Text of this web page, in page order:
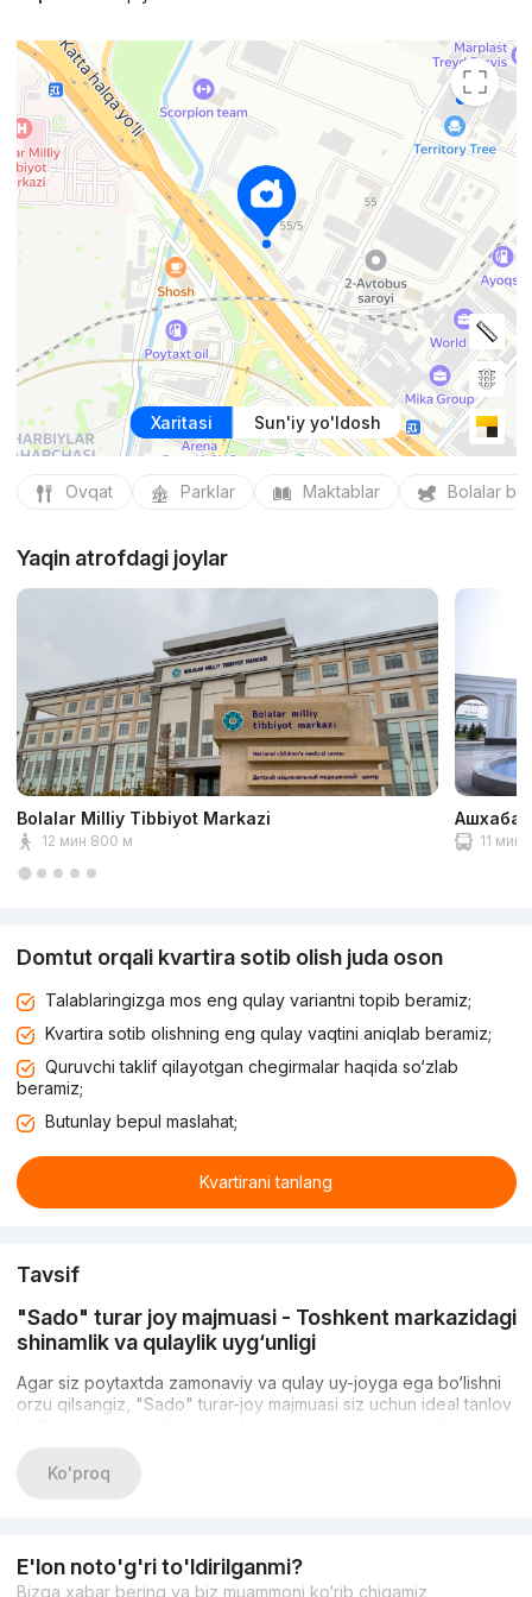
Xaritasi Sun'iy yo'ldosh
Ovqat Parklar Maktablar Bolalar
Yaqin atrofdagi joylar
Bolalar Milliy Tibbiyot Markazi
12 мин 800 м 11 мин
Domtut orqali kvartira sotib olish juda oson
Talablaringizga mos eng qulay variantni topib beramiz;
Kvartira sotib olishning eng qulay vaqtini aniqlab beramiz;
Quruvchi taklif qilayotgan chegirmalar haqida so‘zlab
beramiz;
Butunlay bepul maslahat;
Kvartirani tanlang
Tavsif
"Sado" turar joy majmuasi - Toshkent markazidagi
shinamlik va qulaylik uyg‘unligi
Agar siz poytaxtda zamonaviy va qulay uy-joyga ega bo‘lishni
orzu qilsangiz, "Sado" turar-joy majmuasi siz uchun ideal tanlov
"Sado" Toshkentning eng qulay hududlaridan birida joylashgan
bo‘lib, o‘z aholisiga shahar hayotining qulayligi bilan birga
"Sado" turar joy majmuasining afzalliklari
Ko'proq
E'lon noto'g'ri to'ldirilganmi?
Bizga xabar bering va biz muammoni ko‘rib chiqamiz